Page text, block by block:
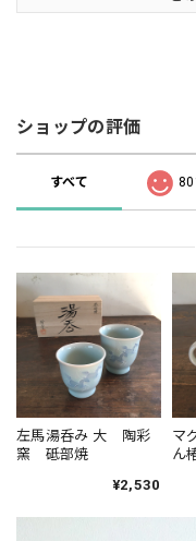
ショップの評価
すべて
左馬湯呑み 大 陶彩
窯 砥部焼
¥2,530
マ
ん